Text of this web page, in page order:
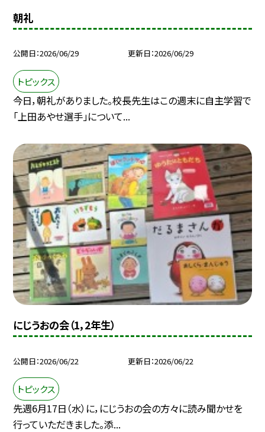
朝礼
公開日 2026/06/29 更新日 2026/06/29
トピックス
今日，朝礼がありました。校長先生はこの週末に自主学習で
「上田あやせ選手」について...
にじうおの会（1，2年生）
公開日 2026/06/22 更新日 2026/06/22
トピックス
先週6月17日（水）に，にじうおの会の方々に読み聞かせを
行っていただきました。添...